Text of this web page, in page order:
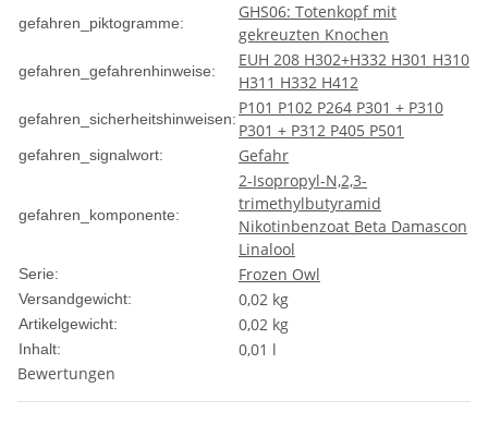
gefahren_piktogramme:
GHS06: Totenkopf mit
gekreuzten Knochen
gefahren_gefahrenhinweise:
EUH 208 H302+H332 H301 H310
H311 H332 H412
gefahren_sicherheitshinweisen:
P101 P102 P264 P301 + P310
P301 + P312 P405 P501
gefahren_signalwort: Gefahr
gefahren_komponente:
2-Isopropyl-N,2,3-
trimethylbutyramid
Nikotinbenzoat Beta Damascon
Linalool
Serie: Frozen Owl
Versandgewicht: 0,02 kg
Artikelgewicht: 0,02 kg
Inhalt:
0,01 l
Bewertungen